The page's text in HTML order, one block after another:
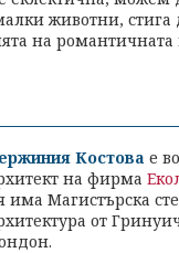
животни, стига
на
Костова е
на фирма
има Магистърска
от